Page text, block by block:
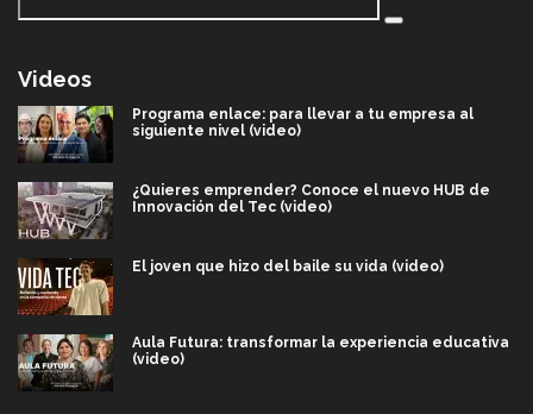
Videos
Programa enlace: para llevar a tu empresa al
siguiente nivel (video)
¿Quieres emprender? Conoce el nuevo HUB de
Innovación del Tec (video)
El joven que hizo del baile su vida (video)
Aula Futura: transformar la experiencia educativa
(video)